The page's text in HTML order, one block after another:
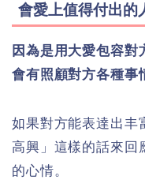
會愛上值得付出的
因為是用大愛包容
會有照顧對方各種事
如果對方能表達出丰
高興」這樣的話來回
的心情。